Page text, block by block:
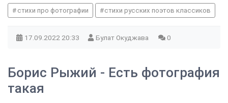
стихи про фотографии стихи русских поэтов классиков
17.09.2022 20:33 Булат Окуджава 0
Борис Рыжий - Есть фотография
такая